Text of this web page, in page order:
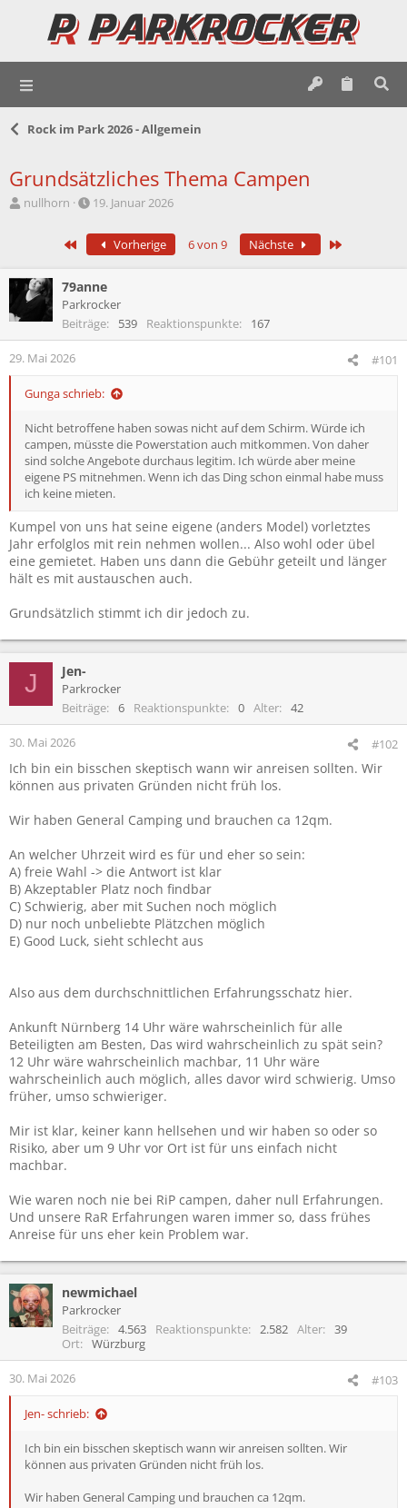
Rock im Park 2026 - Allgemein
Grundsätzliches Thema Campen
E
l
nullhorn
E
s
l
l
t
a
19. Januar 2026
Erste Vorherige 6 von 9 Nächste
79anne
Parkrocker
Beiträge
539 Reaktionspunkte 167
29. Mai 2026 #101
Gunga schrieb:
Nicht betroffene haben sowas nicht auf dem Schirm. Würde ich
campen, müsste die Powerstation auch mitkommen. Von daher
sind solche Angebote durchaus legitim. Ich würde aber meine
eigene PS mitnehmen. Wenn ich das Ding schon einmal habe muss
ich keine mieten.
Kumpel von uns hat seine eigene (anders Model) vorletztes
Jahr erfolglos mit rein nehmen wollen... Also wohl oder übel
eine gemietet. Haben uns dann die Gebühr geteilt und länger
hält es mit austauschen auch.
Grundsätzlich stimmt ich dir jedoch zu.
J Jen-
Parkrocker
Beiträge
6 Reaktionspunkte 0 Alter 42
30. Mai 2026 #102
Ich bin ein bisschen skeptisch wann wir anreisen sollten. Wir
können aus privaten Gründen nicht früh los.
Wir haben General Camping und brauchen ca 12qm.
An welcher Uhrzeit wird es für und eher so sein:
A) freie Wahl -> die Antwort ist klar
B) Akzeptabler Platz noch findbar
C) Schwierig, aber mit Suchen noch möglich
D) nur noch unbeliebte Plätzchen möglich
E) Good Luck, sieht schlecht aus
Also aus dem durchschnittlichen Erfahrungsschatz hier.
Ankunft Nürnberg 14 Uhr wäre wahrscheinlich für alle
Beteiligten am Besten, Das wird wahrscheinlich zu spät sein?
12 Uhr wäre wahrscheinlich machbar, 11 Uhr wäre
wahrscheinlich auch möglich, alles davor wird schwierig. Umso
früher, umso schwieriger.
Mir ist klar, keiner kann hellsehen und wir haben so oder so
Risiko, aber um 9 Uhr vor Ort ist für uns einfach nicht
machbar.
Wie waren noch nie bei RiP campen, daher null Erfahrungen.
Und unsere RaR Erfahrungen waren immer so, dass frühes
Anreise für uns eher kein Problem war.
newmichael
Parkrocker
Beiträge
4.563 Reaktionspunkte 2.582 Alter
39
Ort
Würzburg
30. Mai 2026 #103
Jen- schrieb:
Ich bin ein bisschen skeptisch wann wir anreisen sollten. Wir
können aus privaten Gründen nicht früh los.
Wir haben General Camping und brauchen ca 12qm.